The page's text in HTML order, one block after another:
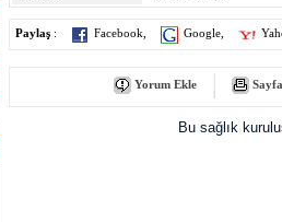
Paylaş : Facebook Google
Yorum Ekle
Bu sağlık